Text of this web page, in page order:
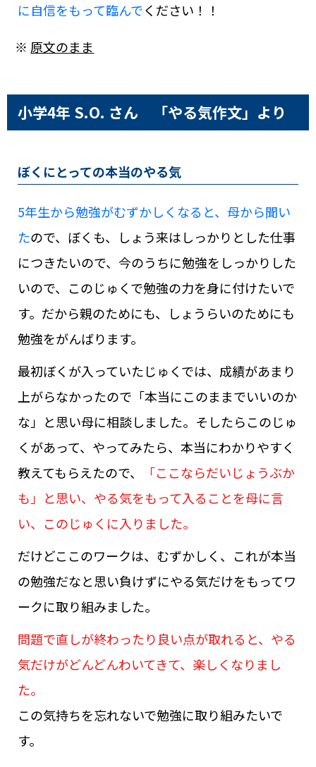
に自信をもって臨んでください！！
※ 原文のまま
小学4年 S.O. さん 「やる気作文」より
ぼくにとっての本当のやる気
5年生から勉強がむずかしくなると、母から聞い
たので、ぼくも、しょう来はしっかりとした仕事
につきたいので、今のうちに勉強をしっかりした
いので、このじゅくで勉強の力を身に付けたいで
す。だから親のためにも、しょうらいのためにも
勉強をがんばります。
最初ぼくが入っていたじゅくでは、成績があまり
上がらなかったので「本当にこのままでいいのか
な」と思い母に相談しました。そしたらこのじゅ
くがあって、やってみたら、本当にわかりやすく
教えてもらえたので、
「ここならだいじょうぶか
も」と思い、やる気をもって入ることを母に言
い、このじゅくに入りました。
だけどここのワークは、むずかしく、これが本当
の勉強だなと思い負けずにやる気だけをもってワ
ークに取り組みました。
問題で直しが終わったり良い点が取れると、やる
気だけがどんどんわいてきて、楽しくなりまし
た。
この気持ちを忘れないで勉強に取り組みたいで
す。